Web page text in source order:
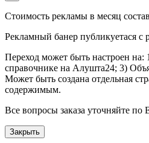
Стоимость рекламы в месяц
Рекламный банер публикуетася с
Переход может быть настроен
справочнике на Алушта24; 3)
Может быть создана отдельная
содержимым.
Все вопросы заказа уточняйте по
Закрыть